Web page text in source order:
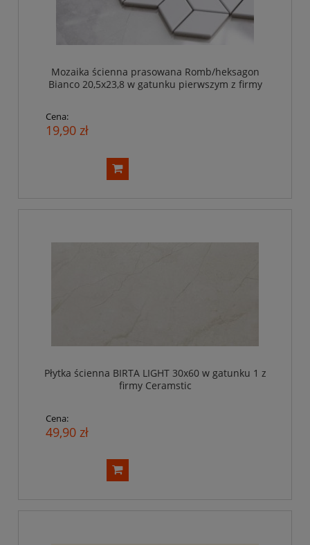
Mozaika ścienna prasowana Romb/heksagon
Bianco 20,5x23,8 w gatunku pierwszym z firmy
Cena:
19,90 zł
Płytka ścienna BIRTA LIGHT 30x60 w gatunku 1 z
firmy Ceramstic
Cena:
49,90 zł